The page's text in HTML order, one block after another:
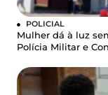
POLICIAL
Mulher dá à luz
Polícia Militar e